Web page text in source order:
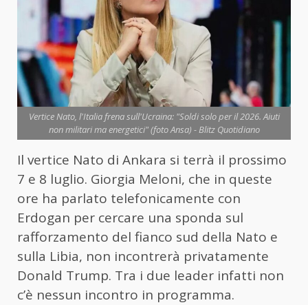
Vertice Nato, l'Italia frena sull'Ucraina: "Soldi solo per il 2026. Aiuti
non militari ma energetici" (foto Ansa) - Blitz Quotidiano
Il vertice Nato di Ankara si terrà il prossimo
7 e 8 luglio. Giorgia Meloni, che in queste
ore ha parlato telefonicamente con
Erdogan per cercare una sponda sul
rafforzamento del fianco sud della Nato e
sulla Libia, non incontrerà privatamente
Donald Trump. Tra i due leader infatti non
c’è nessun incontro in programma.